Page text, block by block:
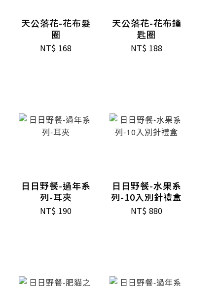
天公落花-花布髮
圈
NT$ 168
天公落花-花布鑰
匙圈
NT$ 188
日日野餐-過年系
列-耳夾
NT$ 190
日日野餐-水果系
列-10入別針禮盒
NT$ 880